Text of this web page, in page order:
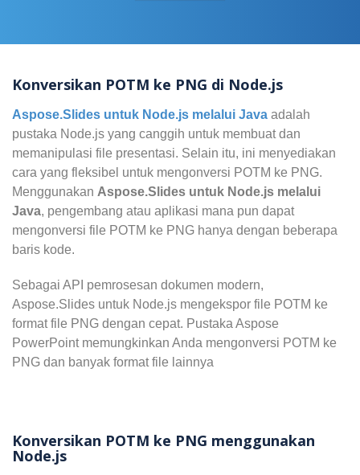
Konversikan POTM ke PNG di Node.js
Aspose.Slides untuk Node.js melalui Java adalah
pustaka Node.js yang canggih untuk membuat dan
memanipulasi file presentasi. Selain itu, ini menyediakan
cara yang fleksibel untuk mengonversi POTM ke PNG.
Menggunakan Aspose.Slides untuk Node.js melalui
Java, pengembang atau aplikasi mana pun dapat
mengonversi file POTM ke PNG hanya dengan beberapa
baris kode.
Sebagai API pemrosesan dokumen modern,
Aspose.Slides untuk Node.js mengekspor file POTM ke
format file PNG dengan cepat. Pustaka Aspose
PowerPoint memungkinkan Anda mengonversi POTM ke
PNG dan banyak format file lainnya
Konversikan POTM ke PNG menggunakan
Node.js